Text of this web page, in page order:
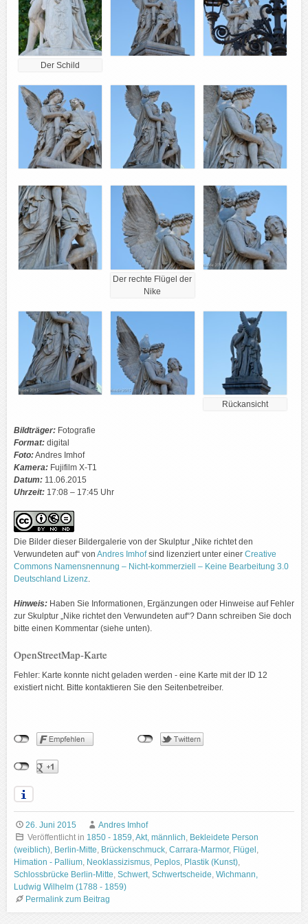
Der Schild
Der rechte Flügel der
Nike
Rückansicht
Bildträger: Fotografie
Format: digital
Foto:Andres Imhof
Kamera: Fujifilm X-T1
Datum: 11.06.2015
Uhrzeit: 17:08 – 17:45 Uhr
Die Bilder dieser Bildergalerie von der Skulptur „Nike richtet den
Verwundeten auf“ von Andres Imhofsind lizenziert unter einer Creative
Commons Namensnennung – Nicht-kommerziell – Keine Bearbeitung 3.0
Deutschland Lizenz
Hinweis: Haben Sie Informationen, Ergänzungen oder Hinweise auf Fehler
zur Skulptur „Nike richtet den Verwundeten auf“? Dann schreiben Sie doch
bitte einen Kommentar (siehe unten).
OpenStreetMap-Karte
Fehler: Karte konnte nicht geladen werden - eine Karte mit der ID 12
existiert nicht. Bitte kontaktieren Sie den Seitenbetreiber.
26. Juni 2015
Andres Imhof
Veröffentlicht in 1850 - 1859 Akt, männlich Bekleidete Person
(weiblich) Berlin-Mitte Brückenschmuck Carrara-Marmor, Flügel
Himation - Pallium Neoklassizismus Peplos Plastik (Kunst)
Schlossbrücke Berlin-Mitte Schwert Schwertscheide Wichmann,
Ludwig Wilhelm (1788 - 1859)
Permalink zum Beitrag